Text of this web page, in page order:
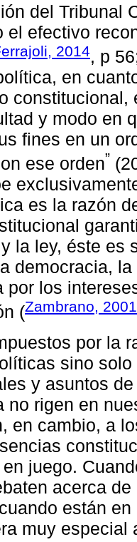
del Tribunal
el efectivo
2014, p
en
constitucional,
y modo en
fines en un
ese orden”
es la razón
la ley, éste es
democracia,
por los
(Zambrano, 2001
por la
sino
y asuntos
no rigen en
en cambio, a
juego.
acerca
están
muy